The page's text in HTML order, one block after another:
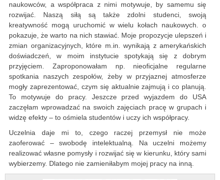
naukowców, a współpraca z nimi motywuje, by samemu się
rozwijać. Naszą siłą są także zdolni studenci, swoją
kreatywność mogą uruchomić w wielu kołach naukowych. o
pokazuje, że warto na nich stawiać. Moje propozycje ulepszeń i
zmian organizacyjnych, które m.in. wynikają z amerykańskich
doświadczeń, w moim instytucie spotykają się z dobrym
przyjęciem. Zaproponowałam np. nieoficjalne regularne
spotkania naszych zespołów, żeby w przyjaznej atmosferze
mogły zaprezentować, czym się aktualnie zajmują i co planują.
To motywuje do pracy. Jeszcze przed wyjazdem do USA
zaczęłam wprowadzać na swoich zajęciach pracę w grupach i
widzę efekty – to ośmiela studentów i uczy ich współpracy.
Uczelnia daje mi to, czego raczej przemysł nie może
zaoferować – swobodę intelektualną. Na uczelni możemy
realizować własne pomysły i rozwijać się w kierunku, który sami
wybierzemy. Dlatego nie zamieniłabym mojej pracy na inną.